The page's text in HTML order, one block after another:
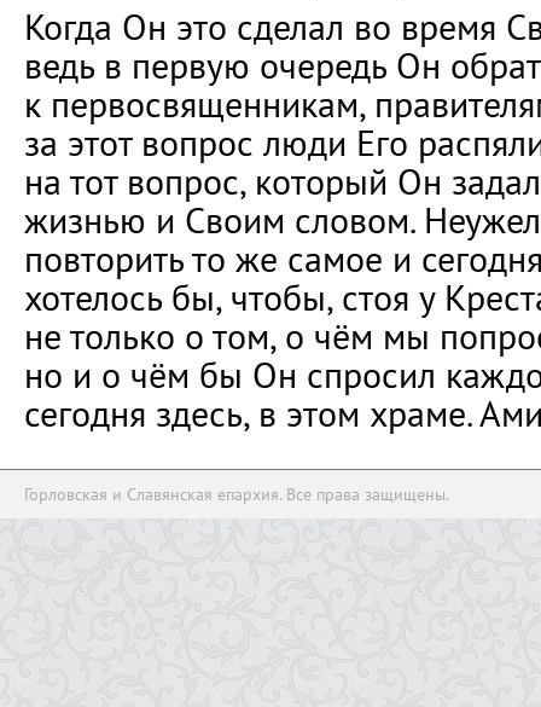
Когда Он это сделал во время
ведь в первую очередь Он
к первосвященникам,
за этот вопрос люди Его
на тот вопрос, который Он
жизнью и Своим словом.
повторить то же самое и
хотелось бы, чтобы, стоя у
не только о том, о чём мы
но и о чём бы Он спросил
сегодня здесь, в этом храме.
Горловская и Славянская епархия. Все права защищены.